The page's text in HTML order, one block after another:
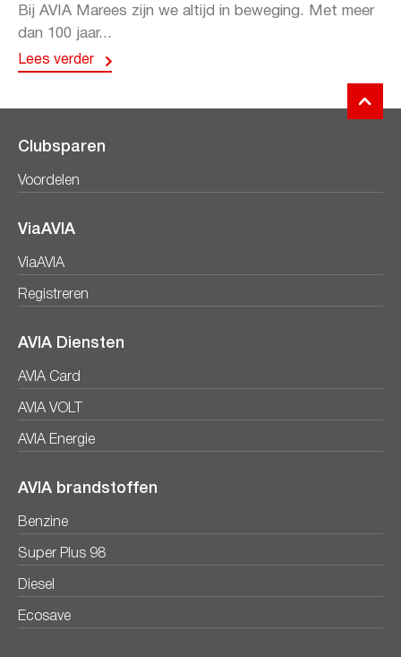
Bij AVIA Marees zijn we altijd in beweging. Met meer
dan 100 jaar...
Lees verder
Clubsparen
Voordelen
ViaAVIA
ViaAVIA
Registreren
AVIA Diensten
AVIA Card
AVIA VOLT
AVIA Energie
AVIA brandstoffen
Benzine
Super Plus 98
Diesel
Ecosave